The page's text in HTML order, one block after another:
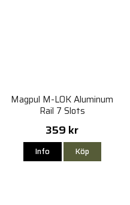
Magpul M-LOK Aluminum
Rail 7 Slots
359 kr
Info Köp